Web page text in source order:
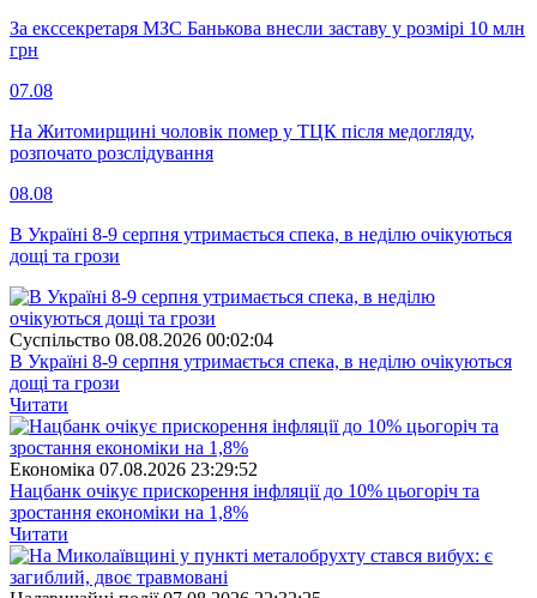
За екссекретаря МЗС Банькова внесли заставу у розмірі 10 млн
грн
07.08
На Житомирщині чоловік помер у ТЦК після медогляду,
розпочато розслідування
08.08
В Україні 8-9 серпня утримається спека, в неділю очікуються
дощі та грози
Суспiльство 08.08.2026 00:02:04
В Україні 8-9 серпня утримається спека, в неділю очікуються
дощі та грози
Читати
Економіка 07.08.2026 23:29:52
Нацбанк очікує прискорення інфляції до 10% цьогоріч та
зростання економіки на 1,8%
Читати